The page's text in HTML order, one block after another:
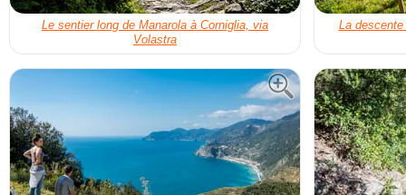
Le sentier long de Manarola à Corniglia, via
Volastra
La